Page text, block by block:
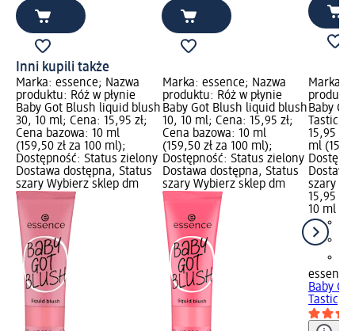
Inni kupili także
Marka: essence; Nazwa
produktu: Róż w płynie
Baby Got Blush liquid blush
30, 10 ml; Cena: 15,95 zł;
Cena bazowa: 10 ml
(159,50 zł za 100 ml);
Dostępność: Status zielony
Dostawa dostępna, Status
szary Wybierz sklep dm
Marka: essence; Nazwa
produktu: Róż w płynie
Baby Got Blush liquid blush
10, 10 ml; Cena: 15,95 zł;
Cena bazowa: 10 ml
(159,50 zł za 100 ml);
Dostępność: Status zielony
Dostawa dostępna, Status
szary Wybierz sklep dm
Marka:
Baby
Tastic,
15,95
ml
szary
15,95 zł
10 ml
essence
Baby
Tastic,